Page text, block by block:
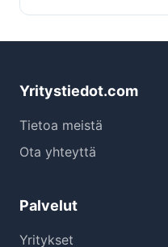
Yritystiedot.com
Tietoa meistä
Ota yhteyttä
Palvelut
Yritykset